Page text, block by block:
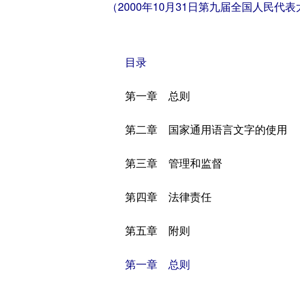
（2000年10月31日第九届全国人民代
目录
第一章 总则
第二章 国家通用语言文字的使用
第三章 管理和监督
第四章 法律责任
第五章 附则
第一章 总则